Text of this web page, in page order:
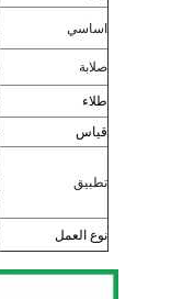
اساسي
صلابة
طلاء
قياس
تطبيق
نوع العمل